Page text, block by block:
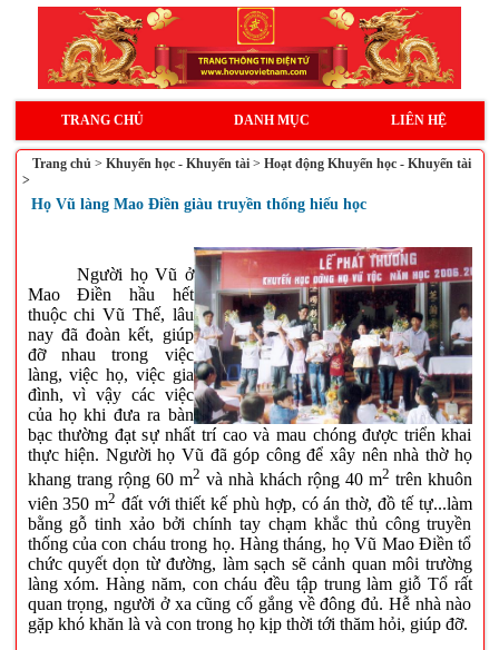
TRANG CHỦ DANH MỤC LIÊN HỆ
Trang chủ > Khuyến học - Khuyến tài> Hoạt động Khuyến học - Khuyến tài
>
Họ Vũ làng Mao Điền giàu truyền thống hiếu học
Người họ Vũ ở
Mao Điền hầu hết
thuộc chi Vũ Thế, lâu
nay đã đoàn kết, giúp
đỡ nhau trong việc
làng, việc họ, việc gia
đình, vì vậy các việc
của họ khi đưa ra bàn
bạc thường đạt sự nhất trí cao và mau chóng được triển khai
thực hiện. Người họ Vũ đã góp công để xây nên nhà thờ họ
khang trang rộng 60 m2 và nhà khách rộng 40 m2 trên khuôn
viên 350 m2 đất với thiết kế phù hợp, có án thờ, đồ tế tự...làm
bằng gỗ tinh xảo bởi chính tay chạm khắc thủ công truyền
thống của con cháu trong họ. Hàng tháng, họ Vũ Mao Điền tổ
chức quyết dọn từ đường, làm sạch sẽ cảnh quan môi trường
làng xóm. Hàng năm, con cháu đều tập trung làm giỗ Tổ rất
quan trọng, người ở xa cũng cố gắng về đông đủ. Hễ nhà nào
gặp khó khăn là và con trong họ kịp thời tới thăm hỏi, giúp đỡ.